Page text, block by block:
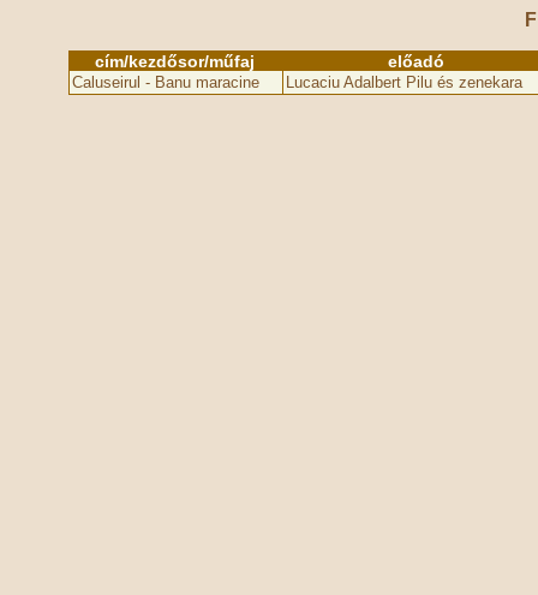
cím/kezdősor/műfaj előadó
Caluseirul - Banu maracine Lucaciu Adalbert Pilu és zenekara